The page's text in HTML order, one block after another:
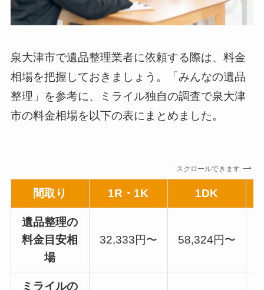
泉大津市で遺品整理業者に依頼する際は、料金
相場を把握しておきましょう。「みんなの遺品
整理」を参考に、ミライル独自の調査で泉大津
市の料金相場を以下の表にまとめました。
スクロールできます
間取り 1R・1K 1DK
遺品整理の
料金目安相
場
32,333円〜 58,324円〜
ミライルの